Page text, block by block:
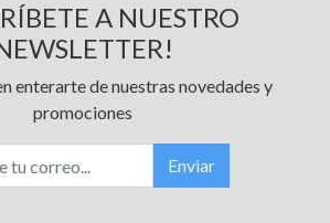
A NUESTRO
enterarte de nuestras novedades y
promociones
Enviar